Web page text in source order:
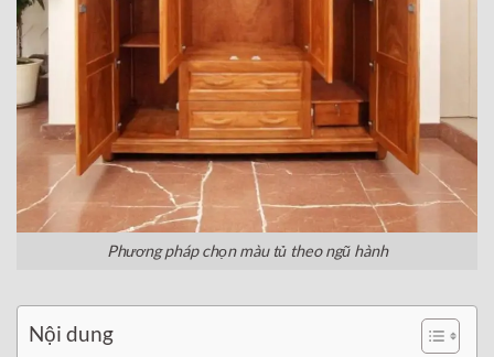
Phương pháp chọn màu tủ theo ngũ hành
Nội dung